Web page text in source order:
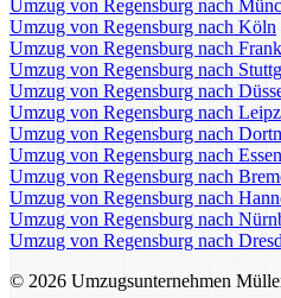
Umzug von Regensburg nach
Umzug von Regensburg nach Köln
Umzug von Regensburg nach
Umzug von Regensburg nach
Umzug von Regensburg nach
Umzug von Regensburg nach
Umzug von Regensburg nach
Umzug von Regensburg nach Essen
Umzug von Regensburg nach
Umzug von Regensburg nach
Umzug von Regensburg nach
Umzug von Regensburg nach
© 2026 Umzugsunternehmen